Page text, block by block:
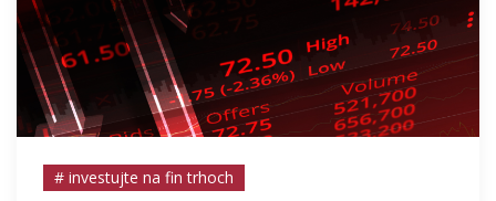
# investujte na fin trhoch